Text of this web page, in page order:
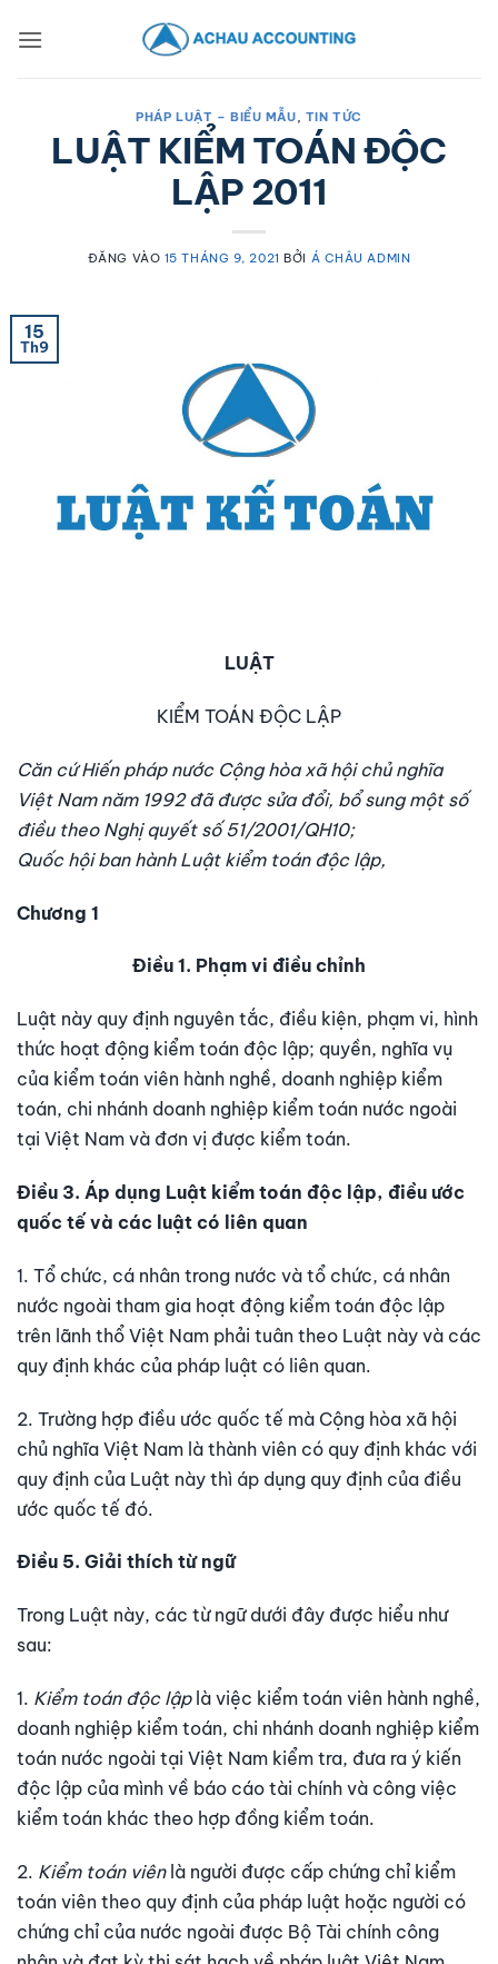
PHÁP LUẬT – BIỂU MẪU, TIN TỨC
LUẬT KIỂM TOÁN ĐỘC
LẬP 2011
ĐĂNG VÀO 15 THÁNG 9, 2021 BỞI Á CHÂU ADMIN
15
Th9
LUẬT
KIỂM TOÁN ĐỘC LẬP
Căn cứ Hiến pháp nước Cộng hòa xã hội chủ nghĩa
Việt Nam năm 1992 đã được sửa đổi, bổ sung một số
điều theo Nghị quyết số 51/2001/QH10;
Quốc hội ban hành Luật kiểm toán độc lập,
Chương 1
Điều 1. Phạm vi điều chỉnh
Luật này quy định nguyên tắc, điều kiện, phạm vi, hình
thức hoạt động kiểm toán độc lập; quyền, nghĩa vụ
của kiểm toán viên hành nghề, doanh nghiệp kiểm
toán, chi nhánh doanh nghiệp kiểm toán nước ngoài
tại Việt Nam và đơn vị được kiểm toán.
Điều 3. Áp dụng Luật kiểm toán độc lập, điều ước
quốc tế và các luật có liên quan
1. Tổ chức, cá nhân trong nước và tổ chức, cá nhân
nước ngoài tham gia hoạt động kiểm toán độc lập
trên lãnh thổ Việt Nam phải tuân theo Luật này và các
quy định khác của pháp luật có liên quan.
2. Trường hợp điều ước quốc tế mà Cộng hòa xã hội
chủ nghĩa Việt Nam là thành viên có quy định khác với
quy định của Luật này thì áp dụng quy định của điều
ước quốc tế đó.
Điều 5. Giải thích từ ngữ
Trong Luật này, các từ ngữ dưới đây được hiểu như
sau:
1. Kiểm toán độc lập là việc kiểm toán viên hành nghề,
doanh nghiệp kiểm toán, chi nhánh doanh nghiệp kiểm
toán nước ngoài tại Việt Nam kiểm tra, đưa ra ý kiến
độc lập của mình về báo cáo tài chính và công việc
kiểm toán khác theo hợp đồng kiểm toán.
2. Kiểm toán viên là người được cấp chứng chỉ kiểm
toán viên theo quy định của pháp luật hoặc người có
chứng chỉ của nước ngoài được Bộ Tài chính công